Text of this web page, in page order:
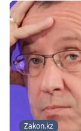
Zakon.kz